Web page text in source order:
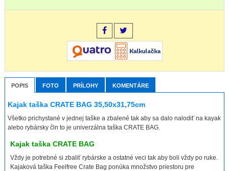
POPIS FOTO PRÍLOHY KOMENTÁRE
Kajak taška CRATE BAG 35,50x31,75cm
Všetko prichystané v jednej taške a zbalené tak aby sa dalo nalodiť na kayak
alebo rybársky čln to je univerzálna taška CRATE BAG.
Kajak taška CRATE BAG
Vždy je potrebné si zbaliť rybárske a ostatné veci tak aby boli vždy po ruke.
Kajaková taška Feelfree Crate Bag ponúka množstvo priestoru pre